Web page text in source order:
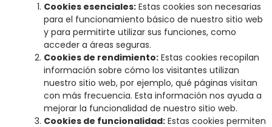
Cookies esenciales: Estas cookies son necesarias
para el funcionamiento básico de nuestro sitio web
y para permitirte utilizar sus funciones, como
acceder a áreas seguras.
Cookies de rendimiento: Estas cookies recopilan
información sobre cómo los visitantes utilizan
nuestro sitio web, por ejemplo, qué páginas visitan
con más frecuencia. Esta información nos ayuda a
mejorar la funcionalidad de nuestro sitio web.
Cookies de funcionalidad: Estas cookies permiten